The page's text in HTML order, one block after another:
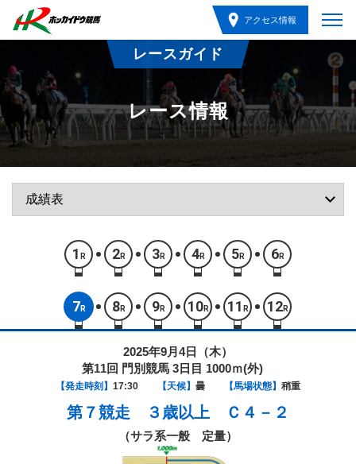
アクセス情報
レースガイド
レース情報
1 R 2R 3R 4R 5R 6R
7 R 8R 9R 10R 11 R 12R
2025年9月4日（木）
第11回 門別競馬 3日目 1000ｍ(外)
【発走時刻】 17:30 【天候】 曇 【馬場状態】 稍重
第７競走 ３歳以上 Ｃ４－２
（サラ系一般 定量）